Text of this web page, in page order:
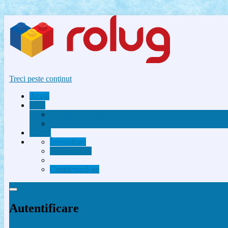
Treci peste conţinut
Acasă
Înregistrare
Contactează-ne
Autentificare